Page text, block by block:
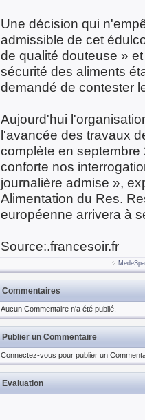
Une décision qui
admissible de cet
de qualité douteuse »
sécurité des aliments
demandé de contester
Aujourd'hui
l'avancée des travaux
complète en
conforte nos
journalière admise »,
Alimentation du Res.
européenne arrivera à
Source:.francesoir.fr
Commentaires
Aucun Commentaire n'a été publié.
Publier un Commentaire
Connectez-vous pour publier un
Evaluation